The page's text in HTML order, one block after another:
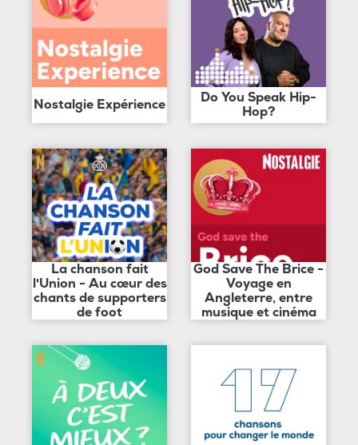
Nostalgie Expérience
Do You Speak Hip-
Hop?
La chanson fait
l'Union - Au cœur des
chants de supporters
de foot
God Save The Brice -
Voyage en
Angleterre, entre
musique et cinéma